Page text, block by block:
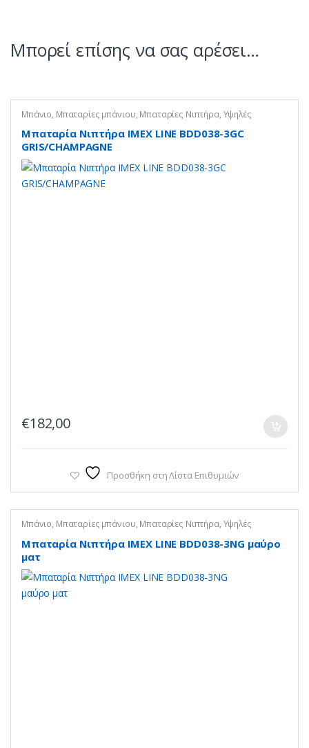
Μπορεί επίσης να σας αρέσει…
Μπάνιο, Μπαταρίες μπάνιου, Μπαταρίες Νιπτήρα, Υψηλές
Μπαταρία Νιπτήρα IMEX LINE BDD038-3GC
GRIS/CHAMPAGNE
€182,00
Προσθήκη στη Λίστα Επιθυμιών
Μπάνιο, Μπαταρίες μπάνιου, Μπαταρίες Νιπτήρα, Υψηλές
Μπαταρία Νιπτήρα IMEX LINE BDD038-3NG μαύρο
ματ